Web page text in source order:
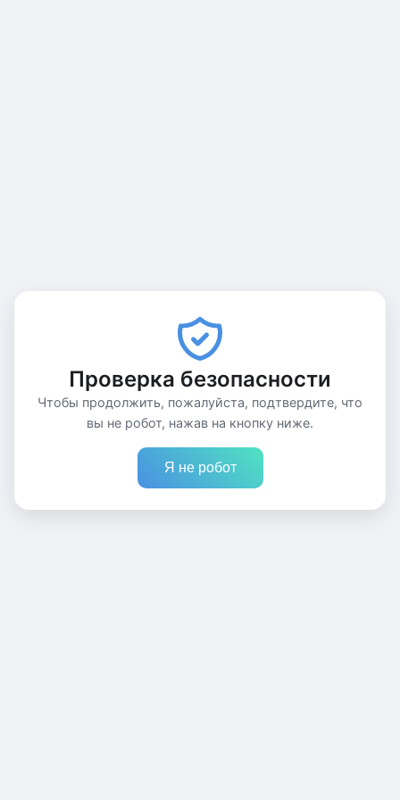
Проверка безопасности
Чтобы продолжить, пожалуйста, подтвердите, что
вы не робот, нажав на кнопку ниже.
Я не робот